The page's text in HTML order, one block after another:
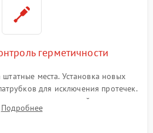
герметичности
места. Установка новых
для исключения протечек.
гидравлической системы,
датчика поплавка.
Подробнее